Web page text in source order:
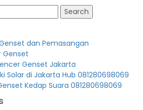
dan Pemasangan
Genset
Genset Jakarta
Solar di Jakarta Hub 081280698069
Kedap Suara 081280698069